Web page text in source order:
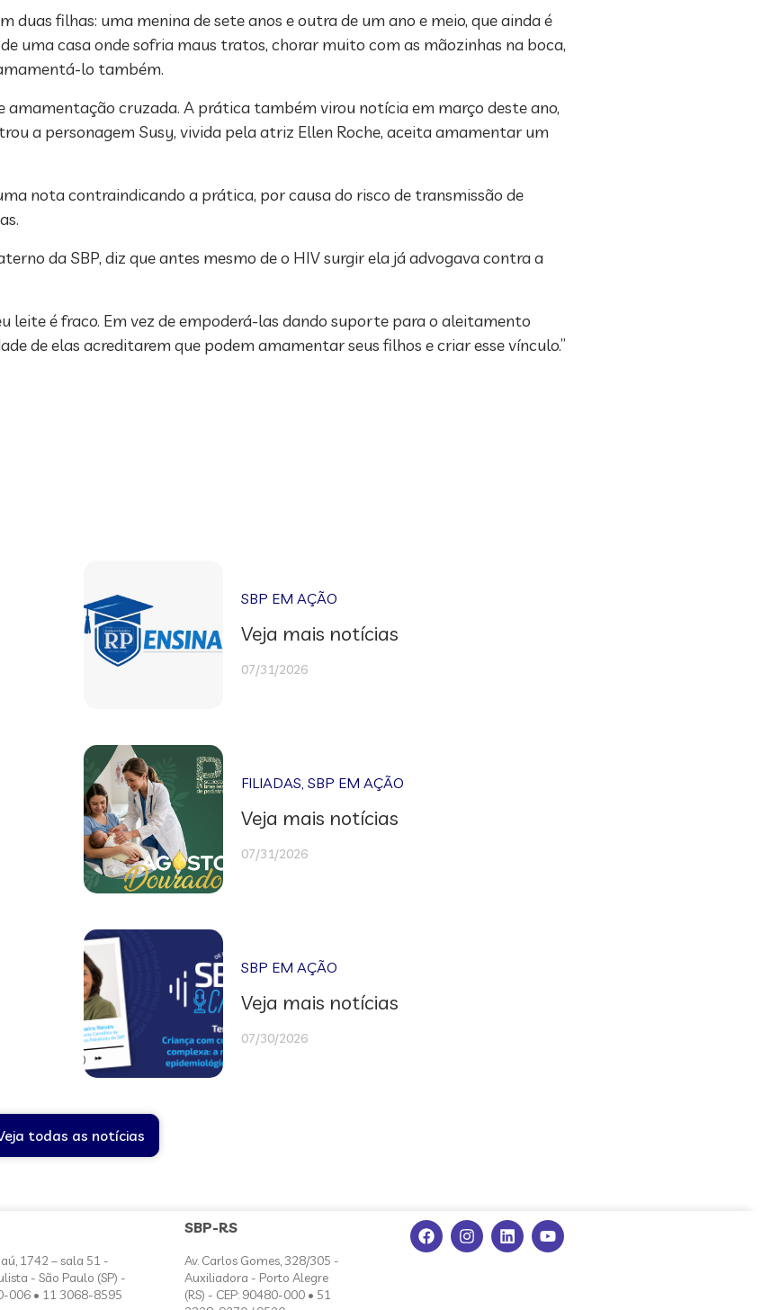
filhas: uma menina de sete anos e outra de um ano e meio, que ainda é
uma casa onde sofria maus tratos, chorar muito com as mãozinhas na boca,
lo também.
amamentação cruzada. A prática também virou notícia em março deste ano,
a personagem Susy, vivida pela atriz Ellen Roche, aceita amamentar um
nota contraindicando a prática, por causa do risco de transmissão de
da SBP, diz que antes mesmo de o HIV surgir ela já advogava contra a
leite é fraco. Em vez de empoderá-las dando suporte para o aleitamento
de elas acreditarem que podem amamentar seus filhos e criar esse vínculo.”
SBP EM AÇÃO
Veja mais notícias
07/31/2026
FILIADAS,SBP EM AÇÃO
Veja mais notícias
07/31/2026
SBP EM AÇÃO
Veja mais notícias
07/30/2026
todas as notícias
1742 – sala 51 -
- São Paulo (SP) -
006 • 11 3068-8595
SBP-RS
Av. Carlos Gomes, 328/305 -
Auxiliadora - Porto Alegre
(RS) - CEP: 90480-000 • 51